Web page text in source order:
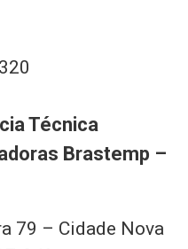
Técnica
Brastemp –
79 – Cidade Nova